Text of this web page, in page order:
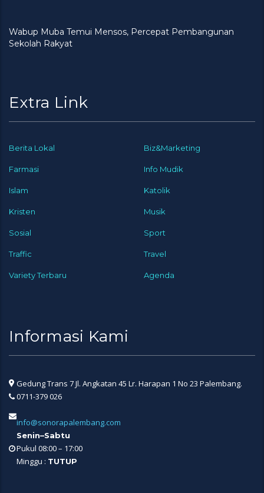
Wabup Muba Temui Mensos, Percepat Pembangunan
Sekolah Rakyat
Extra Link
Berita Lokal Biz&Marketing
Farmasi Info Mudik
Islam Katolik
Kristen Musik
Sosial Sport
Traffic Travel
Variety Terbaru Agenda
Informasi Kami
Gedung Trans 7 Jl. Angkatan 45 Lr. Harapan 1 No 23 Palembang.
0711-379 026
info@sonorapalembang.com
Senin–Sabtu
Pukul 08:00 – 17:00
Minggu : TUTUP